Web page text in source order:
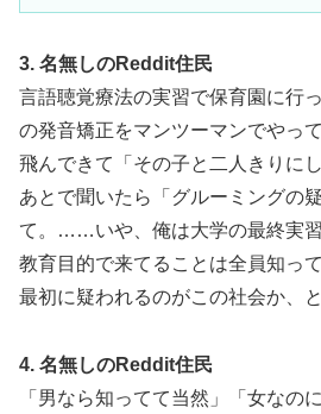
3. 名無しのReddit住民
言語聴覚療法の実習で保育園に行
の発音矯正をマンツーマンでやっ
飛んできて「その子と二人きりに
あとで聞いたら「グルーミングの
て。……いや、俺は大学の最終実習
教育目的で来てることは全員知っ
最初に疑われるのがこの社会か、と
4. 名無しのReddit住民
「男なら知ってて当然」「女なの